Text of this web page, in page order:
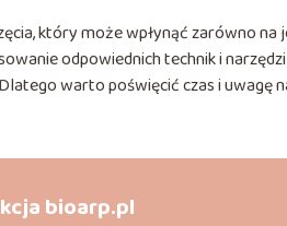
który może wpłynąć zarówno na
odpowiednich technik i narzędzi
warto poświęcić czas i uwagę
bioarp.pl